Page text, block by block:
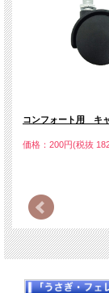
コンフォート用 キャ
価格：200円(税抜